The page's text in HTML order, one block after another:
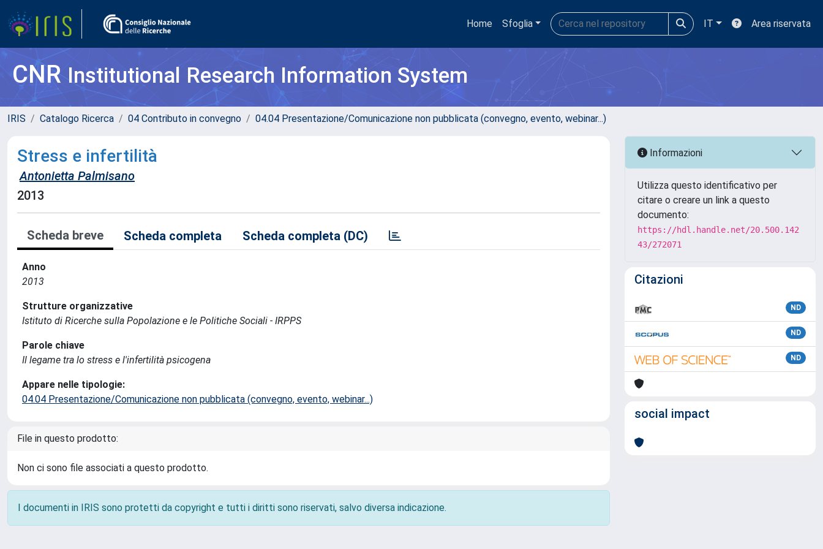
Home Sfoglia IT Area riservata
CNRInstitutional Research Information System
IRIS Catalogo Ricerca 04 Contributo in convegno 04.04 Presentazione/Comunicazione non pubblicata (convegno, evento, webinar...)
Stress e infertilità
Antonietta Palmisano
2013
Scheda breve Scheda completa Scheda completa (DC)
Anno
2013
Strutture organizzative
Istituto di Ricerche sulla Popolazione e le Politiche Sociali - IRPPS
Parole chiave
Il legame tra lo stress e l'infertilità psicogena
Appare nelle tipologie:
04.04 Presentazione/Comunicazione non pubblicata (convegno, evento, webinar...)
File in questo prodotto:
Non ci sono file associati a questo prodotto.
I documenti in IRIS sono protetti da copyright e tutti i diritti sono riservati, salvo diversa indicazione.
Informazioni
Utilizza questo identificativo per
citare o creare un link a questo
documento:
https://hdl.handle.net/20.500.142
43/272071
Citazioni
ND
ND
ND
social impact